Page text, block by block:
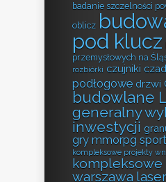
badanie szczelności
oblicz
pod klucz
przemysłowych na
rozbiórki czujniki
podłogowe drzwi
budowlane
generalny
inwestycji
gry mmorpg
kompleksowe projekty
warszawa